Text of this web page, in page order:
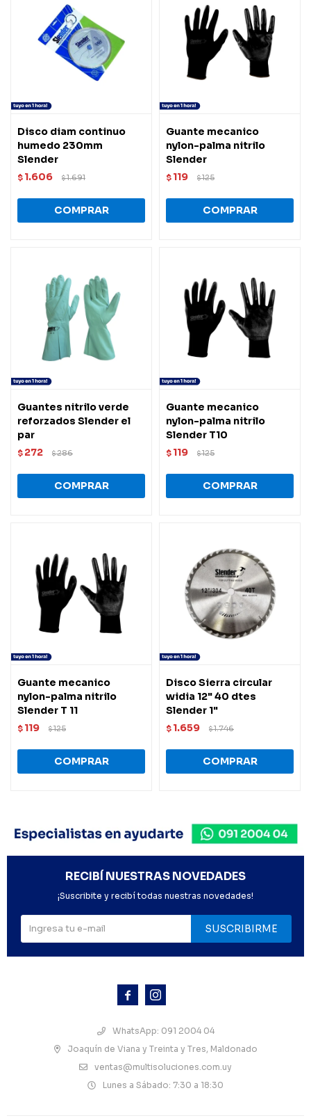
Disco diam continuo
humedo 230mm
Slender
$ 1.606 $1.691
Guante mecanico
nylon-palma nitrilo
Slender
$ 119 $125
Guantes nitrilo verde
reforzados Slender el
par
$ 272 $286
Guante mecanico
nylon-palma nitrilo
Slender T10
$ 119 $125
Guante mecanico
nylon-palma nitrilo
Slender T 11
$ 119 $125
Disco Sierra circular
widia 12" 40 dtes
Slender 1"
$ 1.659 $1.746
 
WhatsApp: 091 2004 04
Joaquín de Viana y Treinta y Tres, Maldonado
ventas@multisoluciones.com.uy
Lunes a Sábado: 7:30 a 18:30
RECIBÍ NUESTRAS NOVEDADES
¡Suscribite y recibí todas nuestras novedades!
SUSCRIBIRME